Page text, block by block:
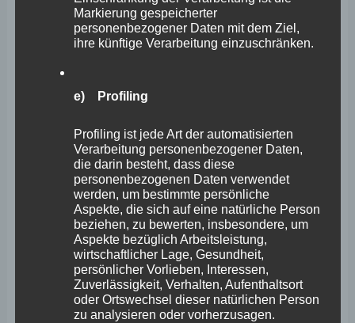
merkt sich die Artikel, die ein Kunde in den virtuellen
Warenkorb gelegt hat, über ein Cookie.
Die betroffene Person kann die Setzung von Cookies
durch unsere Internetseite jederzeit mittels einer
Internetbrowsers verhindern und damit der Setzung von
Cookies dauerhaft widersprechen. Ferner können bereits
gesetzte Cookies jederzeit über einen Internetbrowser
oder andere Softwareprogramme gelöscht werden. Dies
ist in allen gängigen Internetbrowsern möglich.
Deaktiviert die betroffene Person die Setzung von
Cookies in dem genutzten Internetbrowser, sind unter
Umständen nicht alle Funktionen unserer Internetseite
Markierung gespeicherter
personenbezogener Daten mit dem Ziel,
ihre künftige Verarbeitung einzuschränken.
e) Profiling
Profiling ist jede Art der automatisierten
Verarbeitung personenbezogener Daten,
die darin besteht, dass diese
personenbezogenen Daten verwendet
werden, um bestimmte persönliche
Aspekte, die sich auf eine natürliche Person
beziehen, zu bewerten, insbesondere, um
Aspekte bezüglich Arbeitsleistung,
wirtschaftlicher Lage, Gesundheit,
persönlicher Vorlieben, Interessen,
Zuverlässigkeit, Verhalten, Aufenthaltsort
oder Ortswechsel dieser natürlichen Person
zu analysieren oder vorherzusagen.